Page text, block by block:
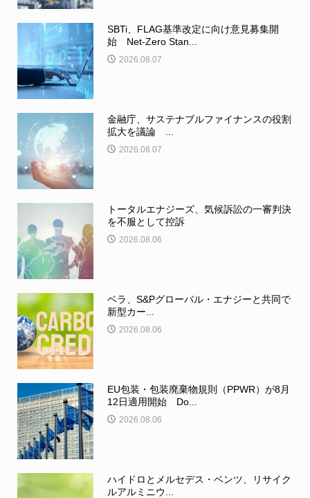
SBTi、FLAG基準改定に向け意見募集開
始 Net-Zero Stan...
2026.08.07
金融庁、サステナブルファイナンスの役割
拡大を議論 ...
2026.08.07
トータルエナジーズ、気候訴訟の一審判決
を不服として控訴
2026.08.06
ベラ、S&Pグローバル・エナジーと共同で
新型カー...
2026.08.06
EU包装・包装廃棄物規則（PPWR）が8月
12日適用開始 Do...
2026.08.06
ハイドロとメルセデス・ベンツ、リサイク
ルアルミニウ...